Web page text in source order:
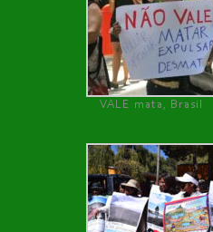
VALE mata, Brasil